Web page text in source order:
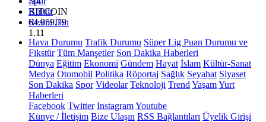
BITCOIN
64.959,79
1.11
Kültür
Resmi İlan
Hava Durumu Trafik Durumu Süper Lig Puan Durumu ve
Fikstür Tüm Manşetler Son Dakika Haberleri
Dünya Eğitim Ekonomi Gündem Hayat İslam Kültür-Sanat
Medya Otomobil Politika Röportaj Sağlık Seyahat Siyaset
Son Dakika Spor Videolar Teknoloji Trend YaşamYurt
Haberleri
Facebook Twitter InstagramYoutube
Künye / İletişim Bize Ulaşın RSS Bağlantıları Üyelik Girişi